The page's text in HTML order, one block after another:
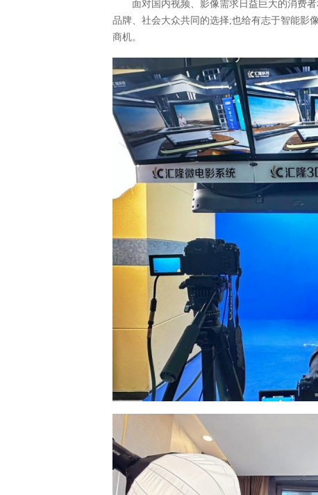
面对国内视频、影像需求日益巨大的消费
品牌、社会大众共同的选择;也给有志于智能影
商机。